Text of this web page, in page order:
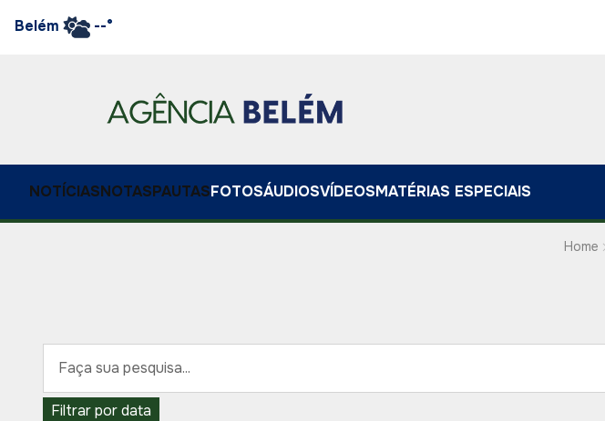
Belém --°
NOTÍCIASNOTASPAUTASFOTOSÁUDIOSVÍDEOSMATÉRIAS ESPECIAIS
Home
Filtrar por data